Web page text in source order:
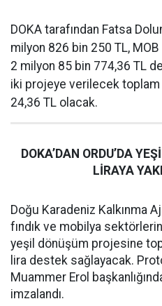
DOKA tarafından Fatsa
milyon 826 bin 250 TL,
2 milyon 85 bin 774,36 TL
iki projeye verilecek
24,36 TL olacak.
DOKA’DAN ORDU’DA
LİRAYA
Doğu Karadeniz Kalkınma
fındık ve mobilya
yeşil dönüşüm projesine
lira destek sağlayacak.
Muammer Erol
imzalandı.